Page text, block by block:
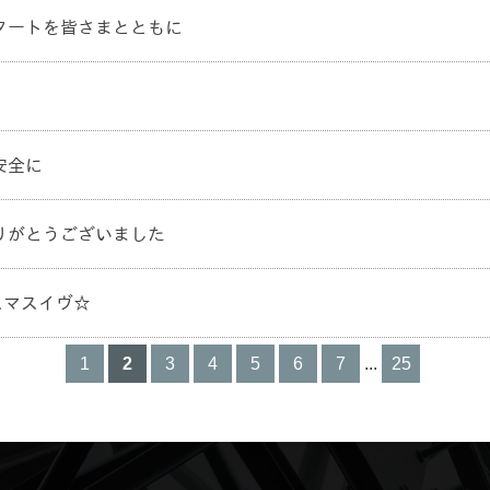
ートを皆さまとともに
全に
がとうございました
マスイヴ☆
1 2 3 4 5 6 7 ... 25